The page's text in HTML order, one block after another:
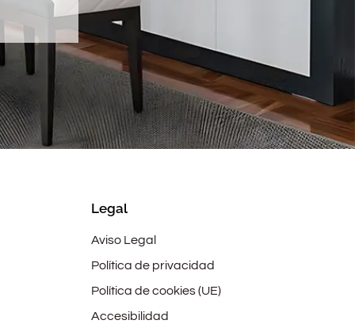
Legal
Aviso Legal
Política de privacidad
Política de cookies (UE)
Accesibilidad